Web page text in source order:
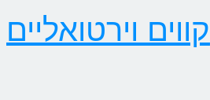
קווים וירטואליים